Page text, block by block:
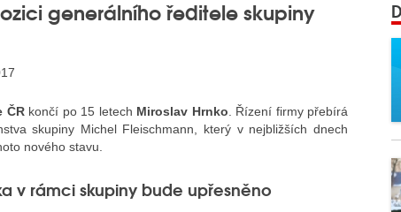
generálního ředitele skupiny
ČRkončí po 15 letech Miroslav Hrnko . Řízení firmy přebírá
skupiny Michel Fleischmann, který v nejbližších dnech
nového stavu.
v rámci skupiny bude upřesněno